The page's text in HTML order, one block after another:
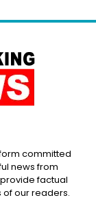
committed
news from
factual
of our readers.